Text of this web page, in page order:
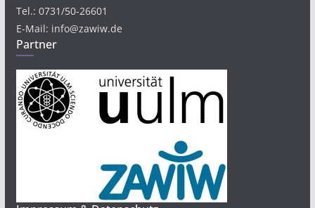
Tel.: 0731/50-26601
E-Mail: info@zawiw.de
Partner